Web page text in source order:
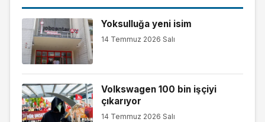
Yoksulluğa yeni isim
14 Temmuz 2026 Salı
Volkswagen 100 bin işçiyi
çıkarıyor
14 Temmuz 2026 Salı